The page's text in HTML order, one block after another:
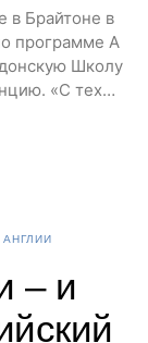
в Брайтоне в
программе A
Школу
«С тех…
– и